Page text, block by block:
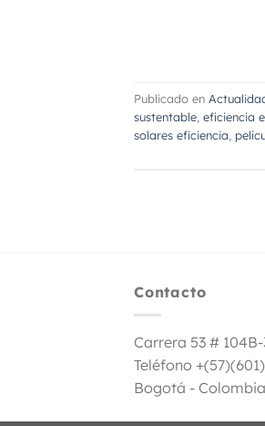
Publicado en
sustentable eficiencia
solares eficiencia
Contacto
Carrera 53 # 104B-
Teléfono +(57)(601)
Bogotá - Colombia